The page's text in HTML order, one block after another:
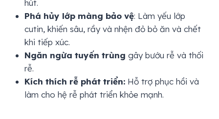
hút.
Phá hủy lớp màng bảo vệ: Làm yếu lớp
cutin, khiến sâu, rầy và nhện đỏ bỏ ăn và chết
khi tiếp xúc.
Ngăn ngừa tuyến trùng gây bướu rễ và thối
rễ.
Kích thích rễ phát triển: Hỗ trợ phục hồi và
làm cho hệ rễ phát triển khỏe mạnh.